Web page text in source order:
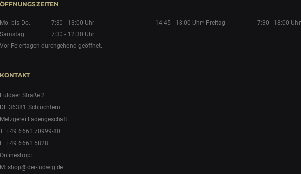
ÖFFNUNGSZEITEN
Mo. bis Do. 7:30 - 13:00 Uhr 14:45 - 18:00 Uhr* Freitag
7:30 - 18:00 Uhr
Samstag
7:30 - 12:30 Uhr
Vor Feiertagen durchgehend geöffnet.
KONTAKT
Fuldaer Straße 2
DE 36381 Schlüchtern
Metzgerei Ladengeschäft:
T:+49 6661 70999-80
F: +49 6661 5828
Onlineshop:
M:shop@der-ludwig.de